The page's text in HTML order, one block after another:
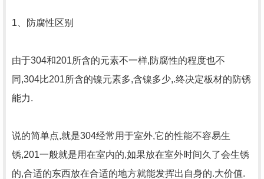
1、防腐性区别
由于304和201所含的元素不一样,防腐性的程度也不
同,304比201所含的镍元素多,含镍多少,.终决定板材的防锈
能力.
说的简单点,就是304经常用于室外,它的性能不容易生
锈,201一般就是用在室内的,如果放在室外时间久了会生锈
的,合适的东西放在合适的地方就能发挥出自身的.大价值.